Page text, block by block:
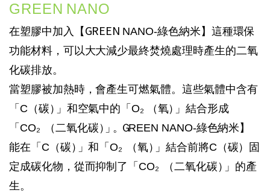
GREEN NANO
在塑膠中加入【 GREEN NANO-綠色納米】這種環保
功能材料， 可以大大減少最終焚燒處理時產生的二氧
化碳排放。
當塑膠被加熱時，會產生可燃氣體。這些氣體中含有
「 C （碳 ） 」和空氣中的「O₂ （氧） 」結合形成
「 CO₂ （二氧化碳 ） 」。ＧREEN NANO-綠色納米】
能在「 C （碳 ） 」和「O₂ （氧） 」結合前將C （碳）固
定成碳化物 ， 從而抑制了「 CO₂ （二氧化碳 ） 」的產
生。